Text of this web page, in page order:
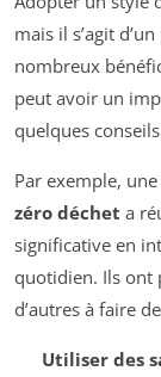
mais il s’agit
nombreux
peut avoir un
quelques
Par exemple,
zéro déchet a
significative en
quotidien. Ils ont
d’autres à faire
Utiliser des